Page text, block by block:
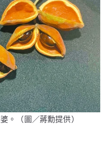
。（圖／蔣勳提供）